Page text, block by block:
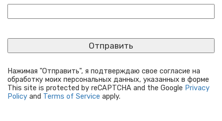
Нажимая "Отправить", я подтверждаю свое согласие на
обработку моих персональных данных, указанных в форме
This site is protected by reCAPTCHA and the Google Privacy
Policy and Terms of Service apply.